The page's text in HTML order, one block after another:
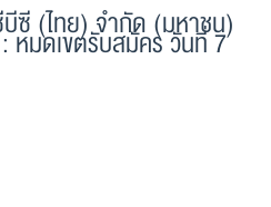
ซี (ไทย) จำกัด (มหาชน)
หมดเขตรับสมัคร วันที่ 7